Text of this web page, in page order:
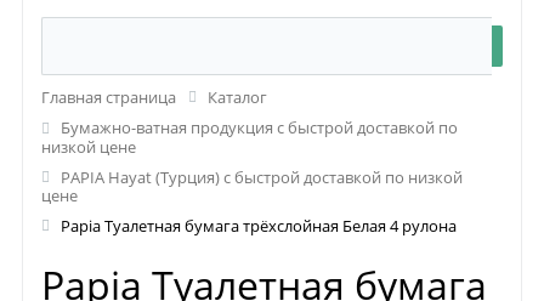
Главная страница
Каталог
Бумажно-ватная продукция с быстрой доставкой по
низкой цене
PAPIA Hayat (Турция) с быстрой доставкой по низкой
цене
Papia Туалетная бумага трёхслойная Белая 4 рулона
Papia Туалетная бумага